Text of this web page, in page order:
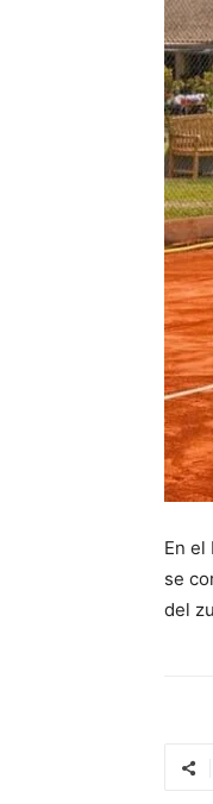
En el
se
del